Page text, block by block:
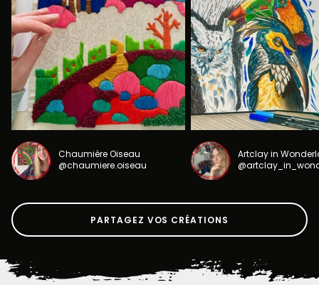
Chaumière Oiseau
@chaumiere.oiseau
Artclay in
PARTAGEZ VOS CRÉATIONS